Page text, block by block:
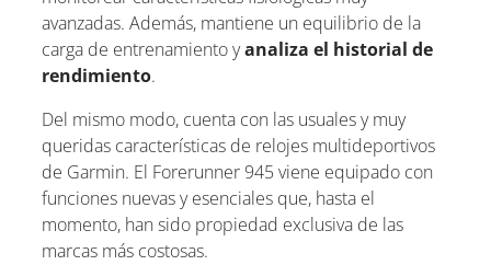
avanzadas. Además, mantiene un equilibrio de la
carga de entrenamiento yanaliza el historial de
rendimiento.
Del mismo modo, cuenta con las usuales y muy
queridas características de relojes multideportivos
de Garmin. El Forerunner 945 viene equipado con
funciones nuevas y esenciales que, hasta el
momento, han sido propiedad exclusiva de las
marcas más costosas.